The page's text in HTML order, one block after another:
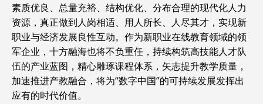
素质优良、总量充裕、结构优化、分布合理的现代化人力
资源，真正做到人岗相适、用人所长、人尽其才，实现新
职业与经济发展良性互动。作为新职业在线教育领域的领
军企业，十方融海也将不负重任，持续构筑高技能人才队
伍的产业蓝图，精心雕琢课程体系，矢志提升教学质量，
加速推进产教融合，将为“数字中国”的可持续发展发挥出
应有的时代价值。